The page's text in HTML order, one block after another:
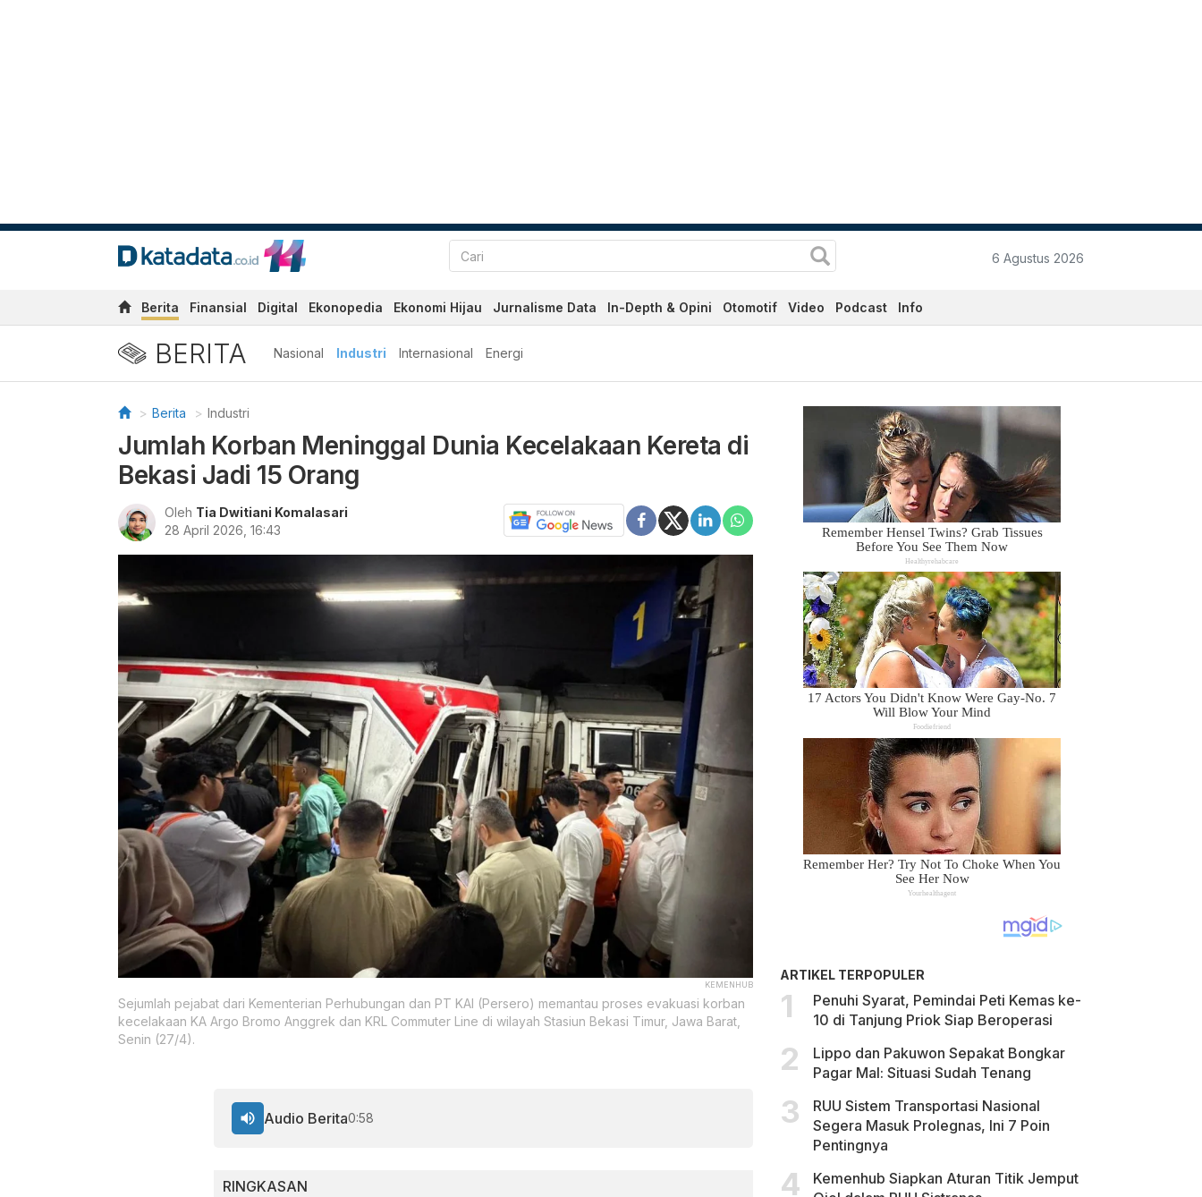
6 Agustus 2026
Berita Finansial Digital Ekonopedia Ekonomi Hijau Jurnalisme Data In-Depth & Opini Otomotif Video Podcast Info
BERITA Nasional Industri Internasional Energi
Berita Industri
Jumlah Korban Meninggal Dunia Kecelakaan Kereta di
Bekasi Jadi 15 Orang
Oleh Tia Dwitiani Komalasari
28 April 2026, 16:43
KEMENHUB
Sejumlah pejabat dari Kementerian Perhubungan dan PT KAI (Persero) memantau proses evakuasi korban
kecelakaan KA Argo Bromo Anggrek dan KRL Commuter Line di wilayah Stasiun Bekasi Timur, Jawa Barat,
Senin (27/4).
RINGKASAN
Audio Berita0:58
ARTIKEL TERPOPULER
Penuhi Syarat, Pemindai Peti Kemas ke-
10 di Tanjung Priok Siap Beroperasi
Lippo dan Pakuwon Sepakat Bongkar
Pagar Mal: Situasi Sudah Tenang
RUU Sistem Transportasi Nasional
Segera Masuk Prolegnas, Ini 7 Poin
Pentingnya
Kemenhub Siapkan Aturan Titik Jemput